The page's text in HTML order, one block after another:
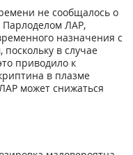
не сообщалось о
Парлоделом ЛАР,
назначения с
в случае
приводило к
в плазме
может снижаться